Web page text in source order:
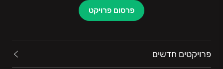
פרסום פרויקט
פרויקטים חדשים